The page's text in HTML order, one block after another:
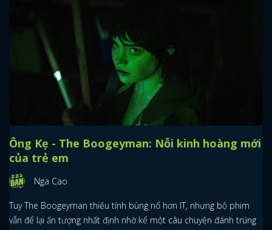
Ông Kẹ - The Boogeyman: Nỗi kinh hoàng mới
của trẻ em
Nga Cao
Tuy The Boogeyman thiếu tính bùng nổ hơn IT, nhưng bộ phim
vẫn để lại ấn tượng nhất định nhờ kể một câu chuyện đánh trúng